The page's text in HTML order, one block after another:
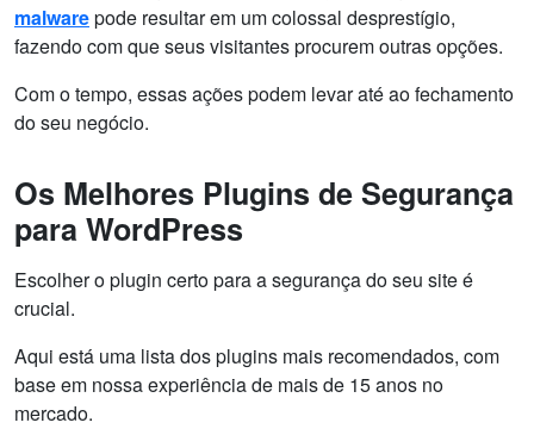
malwarepode resultar em um colossal desprestígio,
fazendo com que seus visitantes procurem outras opções.
Com o tempo, essas ações podem levar até ao fechamento
do seu negócio.
Os Melhores Plugins de Segurança
para WordPress
Escolher o plugin certo para a segurança do seu site é
crucial.
Aqui está uma lista dos plugins mais recomendados, com
base em nossa experiência de mais de 15 anos no
mercado.